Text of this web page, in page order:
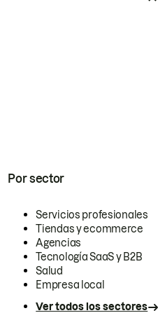
Por sector
Servicios profesionales
Tiendas y ecommerce
Agencias
Tecnología SaaS y B2B
Salud
Empresa local
Ver todos los sectores